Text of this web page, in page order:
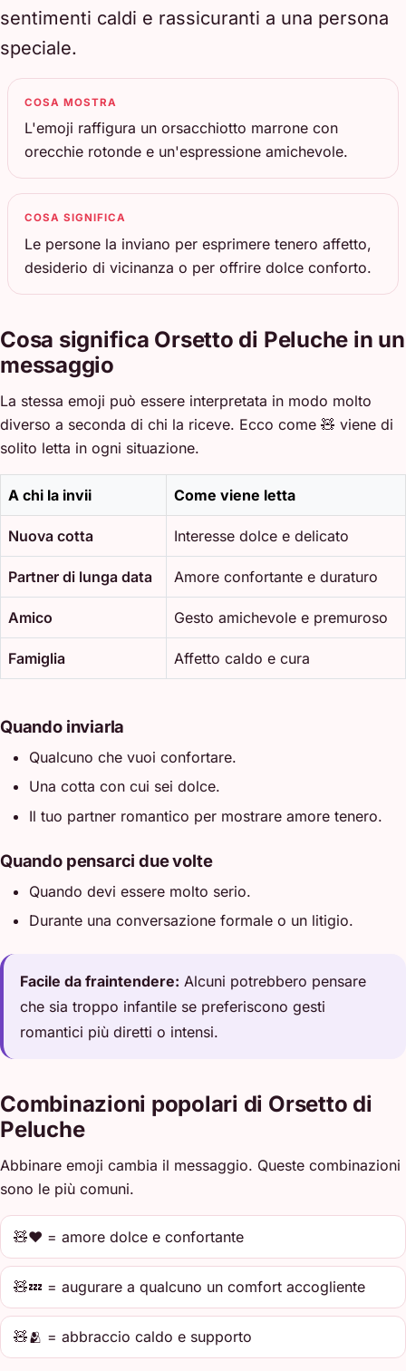
sentimenti caldi e rassicuranti a una persona
speciale.
COSA MOSTRA
L'emoji raffigura un orsacchiotto marrone con
orecchie rotonde e un'espressione amichevole.
COSA SIGNIFICA
Le persone la inviano per esprimere tenero affetto,
desiderio di vicinanza o per offrire dolce conforto.
Cosa significa Orsetto di Peluche in un
messaggio
La stessa emoji può essere interpretata in modo molto
diverso a seconda di chi la riceve. Ecco come 🧸 viene di
solito letta in ogni situazione.
A chi la invii Come viene letta
Nuova cotta Interesse dolce e delicato
Partner di lunga data Amore confortante e duraturo
Amico Gesto amichevole e premuroso
Famiglia Affetto caldo e cura
Quando inviarla
Qualcuno che vuoi confortare.
Una cotta con cui sei dolce.
Il tuo partner romantico per mostrare amore tenero.
Quando pensarci due volte
Quando devi essere molto serio.
Durante una conversazione formale o un litigio.
Facile da fraintendere: Alcuni potrebbero pensare
che sia troppo infantile se preferiscono gesti
romantici più diretti o intensi.
Combinazioni popolari di Orsetto di
Peluche
Abbinare emoji cambia il messaggio. Queste combinazioni
sono le più comuni.
🧸❤️ = amore dolce e confortante
🧸💤 = augurare a qualcuno un comfort accogliente
🧸🫂 = abbraccio caldo e supporto